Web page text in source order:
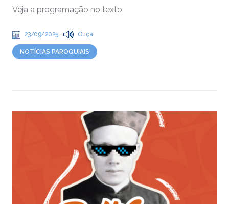
Veja a programação no texto
23/09/2025 Ouça
NOTÍCIAS PAROQUIAIS